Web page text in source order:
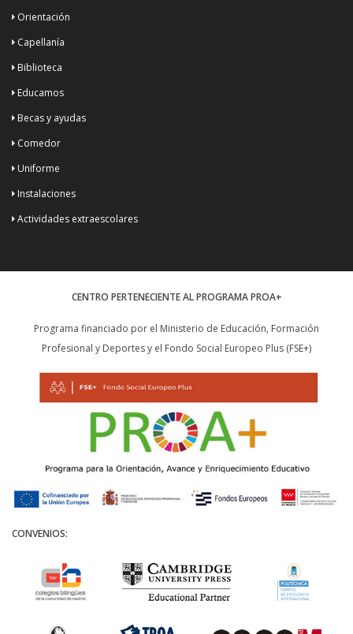
Orientación
Capellanía
Biblioteca
Educamos
Becas y ayudas
Comedor
Uniforme
Instalaciones
Actividades extraescolares
CENTRO PERTENECIENTE AL PROGRAMA PROA+
Programa financiado por el Ministerio de Educación, Formación
Profesional y Deportes y el Fondo Social Europeo Plus (FSE+)
CONVENIOS: